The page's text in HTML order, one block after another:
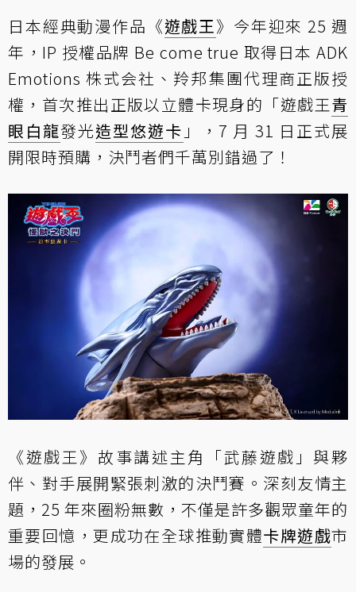
日本經典動漫作品《遊戲王》今年迎來 25 週
年，IP 授權品牌 Be come true 取得日本 ADK
Emotions 株式会社、羚邦集團代理商正版授
權，首次推出正版以立體卡現身的「遊戲王青
眼白龍發光造型悠遊卡 」，7 月 31 日正式展
開限時預購，決鬥者們千萬別錯過了！
《遊戲王》故事講述主角「武藤遊戲」與夥
伴、對手展開緊張刺激的決鬥賽。深刻友情主
題，25 年來圈粉無數，不僅是許多觀眾童年的
重要回憶，更成功在全球推動實體卡牌遊戲市
場的發展。